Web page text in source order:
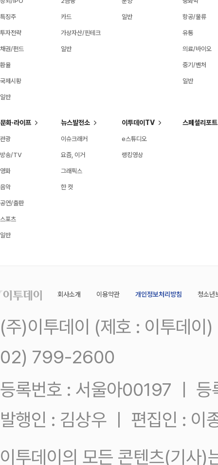
특징주
투자전략
채권/펀드
환율
국제시황
일반
카드
가상자산/핀테크
일반
일반 항공/물류
유통
의료/바이오
중기/벤처
일반
문화·라이프
관광
방송/TV
영화
음악
공연/출판
스포츠
일반
뉴스발전소
이슈크래커
요즘, 이거
그래픽스
한 컷
이투데이TV
e스튜디오
랭킹영상
스페셜리포트
회사소개 이용약관 개인정보처리방침 청소년
(주)이투데이 (제호 : 이투데
02) 799-2600
등록번호 : 서울아00197 ㅣ
발행인 : 김상우 ㅣ 편집인 : 이
이투데이의 모든 콘텐츠(기사)